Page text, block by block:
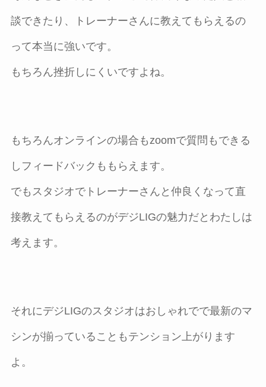
談できたり、トレーナーさんに教えてもらえるの
って本当に強いです。
もちろん挫折しにくいですよね。
もちろんオンラインの場合もzoomで質問もできる
しフィードバックももらえます。
でもスタジオでトレーナーさんと仲良くなって直
接教えてもらえるのがデジLIGの魅力だとわたしは
考えます。
それにデジLIGのスタジオはおしゃれでで最新のマ
シンが揃っていることもテンション上がります
よ。